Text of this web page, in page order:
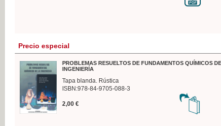
Precio especial
PROBLEMAS RESUELTOS DE FUNDAMENTOS QUÍMICOS
INGENIERÍA
Tapa blanda. Rústica
ISBN:978-84-9705-088-3
2,00 €